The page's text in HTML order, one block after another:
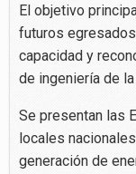
El objetivo
futuros
capacidad y
de ingeniería de la
Se presentan las
locales
generación de